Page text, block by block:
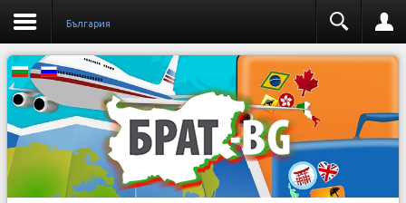
България